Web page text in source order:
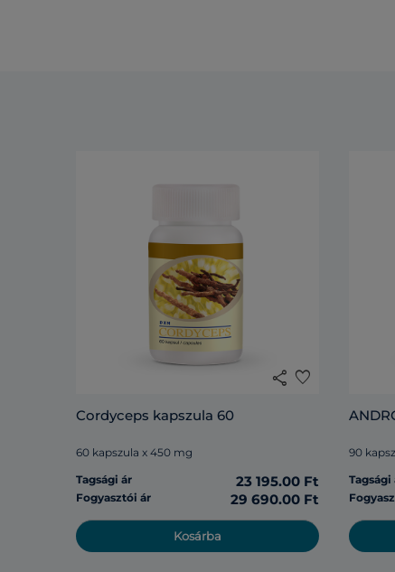
share favorite
Cordyceps kapszula 60
60 kapszula x 450 mg
Tagsági ár
23 195.00 Ft
Fogyasztói ár 29 690.00 Ft
Kosárba
90
Tagsági